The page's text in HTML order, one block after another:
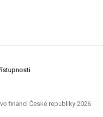
financí České republiky 2026